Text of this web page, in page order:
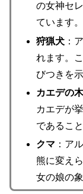
の女神セ
ています。
狩猟犬：
れます。
びつきを
カエデの木
カエデが
であるこ
クマ ：ア
熊に変え
女の娘の